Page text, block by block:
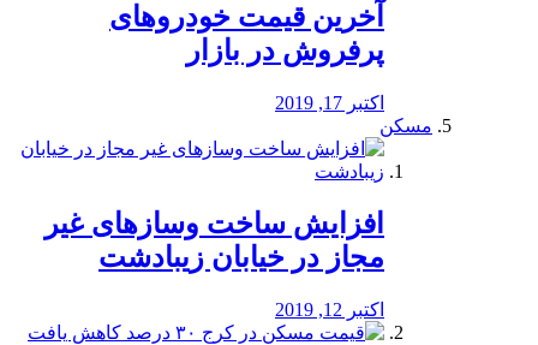
آخرین قیمت خودرو‌های
پرفروش در بازار
اکتبر 17, 2019
مسکن
افزایش ساخت وسازهای غیر
مجاز در خیابان زیبادشت
اکتبر 12, 2019